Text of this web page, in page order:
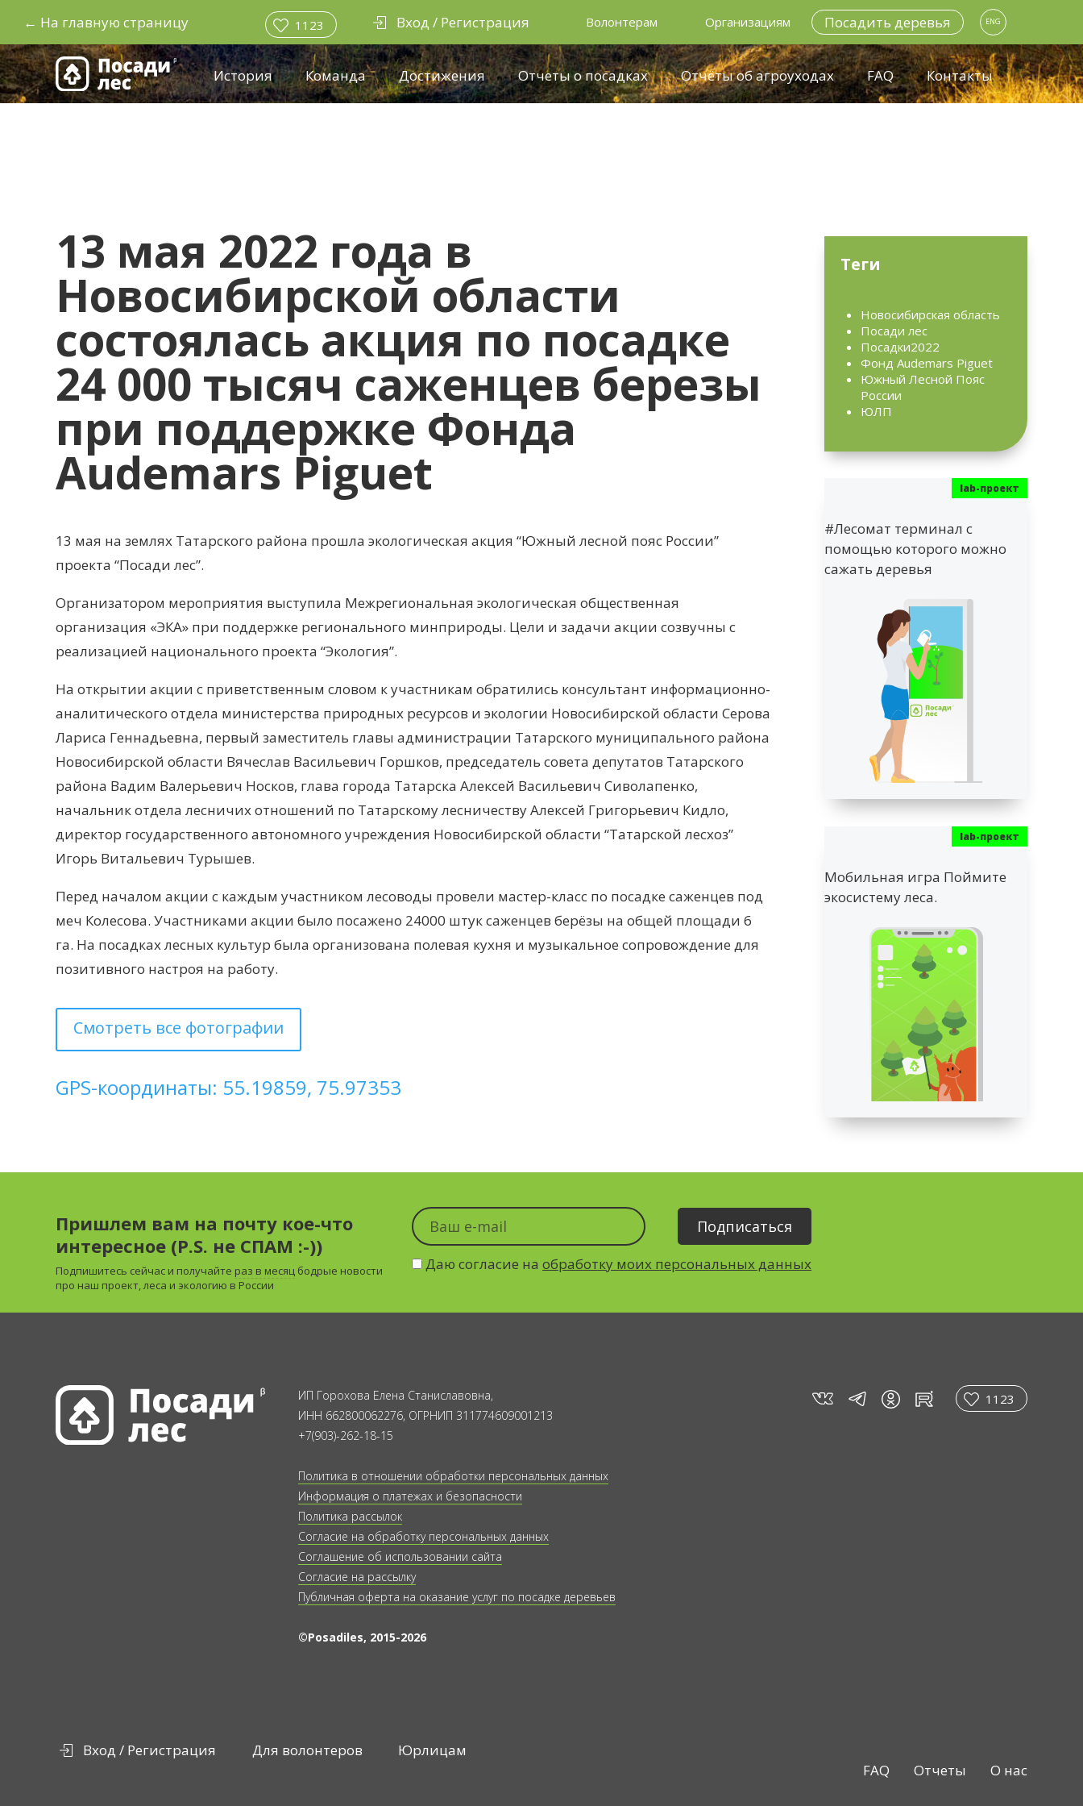
← На главную страницу 1123 Вход / Регистрация Волонтерам Организациям Посадить деревья ENG
История Команда Достижения Отчеты о посадках Отчёты об агроуходах FAQ Контакты
13 мая 2022 года в
Новосибирской области
состоялась акция по посадке
24 000 тысяч саженцев березы
при поддержке Фонда
Audemars Piguet
13 мая на землях Татарского района прошла экологическая акция “Южный лесной пояс России”
проекта “Посади лес”.
Организатором мероприятия выступила Межрегиональная экологическая общественная
организация «ЭКА» при поддержке регионального минприроды. Цели и задачи акции созвучны с
реализацией национального проекта “Экология”.
На открытии акции с приветственным словом к участникам обратились консультант информационно-
аналитического отдела министерства природных ресурсов и экологии Новосибирской области Серова
Лариса Геннадьевна, первый заместитель главы администрации Татарского муниципального района
Новосибирской области Вячеслав Васильевич Горшков, председатель совета депутатов Татарского
района Вадим Валерьевич Носков, глава города Татарска Алексей Васильевич Сиволапенко,
начальник отдела лесничих отношений по Татарскому лесничеству Алексей Григорьевич Кидло,
директор государственного автономного учреждения Новосибирской области “Татарской лесхоз”
Игорь Витальевич Турышев.
Перед началом акции с каждым участником лесоводы провели мастер-класс по посадке саженцев под
меч Колесова. Участниками акции было посажено 24000 штук саженцев берёзы на общей площади 6
га. На посадках лесных культур была организована полевая кухня и музыкальное сопровождение для
позитивного настроя на работу.
Смотреть все фотографии
GPS-координаты: 55.19859, 75.97353
Теги
Новосибирская область
Посади лес
Посадки2022
Фонд Audemars Piguet
Южный Лесной Пояс
России
ЮЛП
#Лесомат терминал с
помощью которого можно
сажать деревья
Мобильная игра Поймите
экосистему леса.
Пришлем вам на почту кое-что
интересное (P.S. не СПАМ :-))
Подпишитесь сейчас и получайте раз в месяц бодрые новости
про наш проект, леса и экологию в России
Даю согласие наобработку моих персональных данных
ИП Горохова Елена Станиславовна,
ИНН 662800062276, ОГРНИП 311774609001213
+7(903)-262-18-15
Политика в отношении обработки персональных данных
Информация о платежах и безопасности
Политика рассылок
Согласие на обработку персональных данных
Соглашение об использовании сайта
Согласие на рассылку
Публичная оферта на оказание услуг по посадке деревьев
©Posadiles, 2015-2026
vk tg in rt 1123
Вход / Регистрация Для волонтеров
Юрлицам
О нас
Отчеты
FAQ